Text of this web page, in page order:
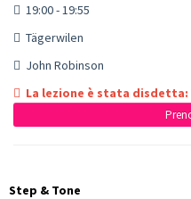
19:00 - 19:55
Tägerwilen
John Robinson
La lezione è stata disdetta:
Step & Tone